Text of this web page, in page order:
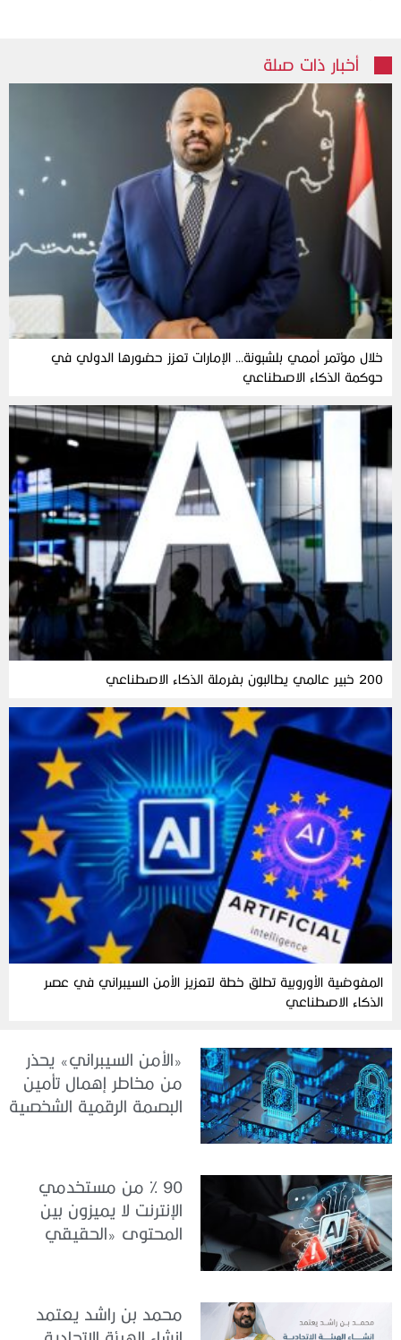
أخبار ذات صلة
خلال مؤتمر أممي بلشبونة… الإمارات تعزز حضورها الدولي في
حوكمة الذكاء الاصطناعي
200 خبير عالمي يطالبون بفرملة الذكاء الاصطناعي
المفوضية الأوروبية تطلق خطة لتعزيز الأمن السيبراني في عصر
الذكاء الاصطناعي
«الأمن السيبراني» يحذر
من مخاطر إهمال تأمين
البصمة الرقمية الشخصية
90 % من مستخدمي
الإنترنت لا يميزون بين
المحتوى «الحقيقي
محمد بن راشد يعتمد